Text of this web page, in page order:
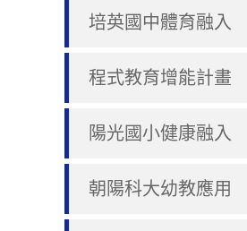
培英國中體育融入
程式教育增能計畫
陽光國小健康融入
朝陽科大幼教應用